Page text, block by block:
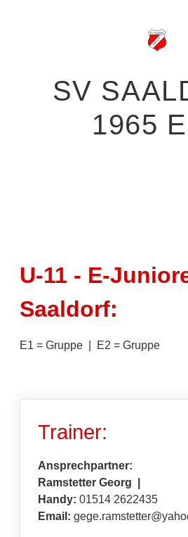
SV
1965
U-11 - E-
Saaldorf:
E1 = Gruppe | E2 = Gruppe
Trainer:
Ansprechpartner:
Ramstetter Georg |
Handy:01514 2622435
Email: